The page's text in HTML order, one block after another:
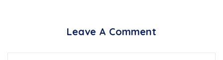
Leave A Comment